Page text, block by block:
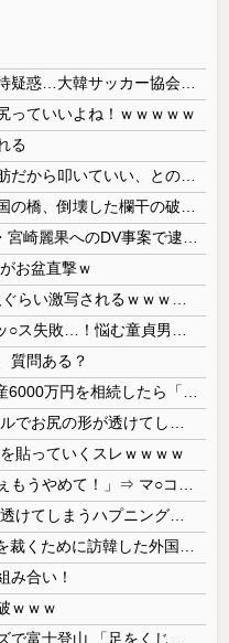
っていいよね！ｗｗｗｗｗ
る
お盆直撃ｗ
質問ある？
貼っていくスレｗｗｗｗ
み合い！
ｗｗｗ